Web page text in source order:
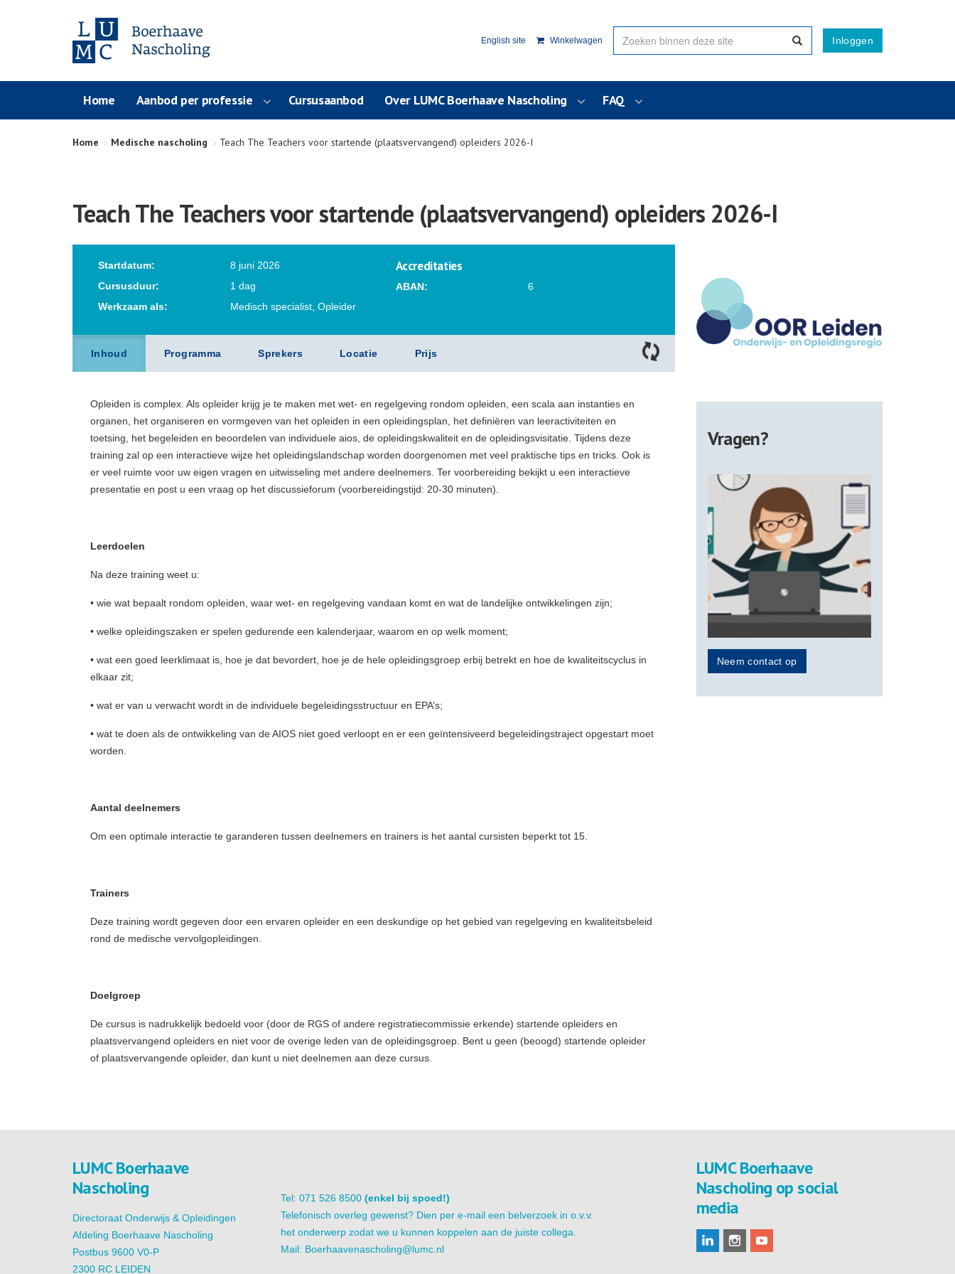
Inloggen
English site Winkelwagen
Home Aanbod per professie Cursusaanbod Over LUMC Boerhaave Nascholing FAQ
Home Medische nascholing Teach The Teachers voor startende (plaatsvervangend) opleiders 2026-I
Teach The Teachers voor startende (plaatsvervangend) opleiders 2026-I
Startdatum:
8 juni 2026
Cursusduur:
1 dag
Werkzaam als:
Medisch specialist, Opleider
Accreditaties
ABAN: 6
Inhoud Programma Sprekers Locatie Prijs
Opleiden is complex. Als opleider krijg je te maken met wet- en regelgeving rondom opleiden, een scala aan instanties en
organen, het organiseren en vormgeven van het opleiden in een opleidingsplan, het definiëren van leeractiviteiten en
toetsing, het begeleiden en beoordelen van individuele aios, de opleidingskwaliteit en de opleidingsvisitatie. Tijdens deze
training zal op een interactieve wijze het opleidingslandschap worden doorgenomen met veel praktische tips en tricks. Ook is
er veel ruimte voor uw eigen vragen en uitwisseling met andere deelnemers. Ter voorbereiding bekijkt u een interactieve
presentatie en post u een vraag op het discussieforum (voorbereidingstijd: 20-30 minuten).
Leerdoelen
Na deze training weet u:
• wie wat bepaalt rondom opleiden, waar wet- en regelgeving vandaan komt en wat de landelijke ontwikkelingen zijn;
• welke opleidingszaken er spelen gedurende een kalenderjaar, waarom en op welk moment;
• wat een goed leerklimaat is, hoe je dat bevordert, hoe je de hele opleidingsgroep erbij betrekt en hoe de kwaliteitscyclus in
elkaar zit;
• wat er van u verwacht wordt in de individuele begeleidingsstructuur en EPA’s;
• wat te doen als de ontwikkeling van de AIOS niet goed verloopt en er een geïntensiveerd begeleidingstraject opgestart moet
worden.
Aantal deelnemers
Om een optimale interactie te garanderen tussen deelnemers en trainers is het aantal cursisten beperkt tot 15.
Trainers
Deze training wordt gegeven door een ervaren opleider en een deskundige op het gebied van regelgeving en kwaliteitsbeleid
rond de medische vervolgopleidingen.
Doelgroep
De cursus is nadrukkelijk bedoeld voor (door de RGS of andere registratiecommissie erkende) startende opleiders en
plaatsvervangend opleiders en niet voor de overige leden van de opleidingsgroep. Bent u geen (beoogd) startende opleider
of plaatsvervangende opleider, dan kunt u niet deelnemen aan deze cursus.
Vragen?
Neem contact op
LUMC Boerhaave
Nascholing
Directoraat Onderwijs & Opleidingen
Afdeling Boerhaave Nascholing
Postbus 9600 V0-P
2300 RC LEIDEN
Tel: 071 526 8500 (enkel bij spoed!)
Telefonisch overleg gewenst? Dien per e-mail een belverzoek in o.v.v.
het onderwerp zodat we u kunnen koppelen aan de juiste collega.
Mail: Boerhaavenascholing@lumc.nl
LUMC Boerhaave
Nascholing op social
media